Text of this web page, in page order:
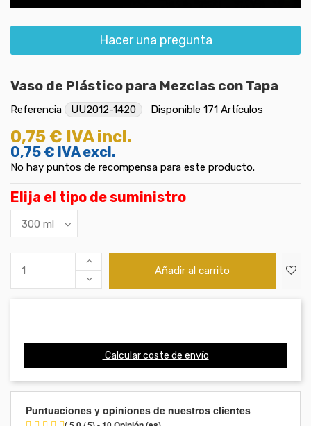
Hacer una pregunta
Vaso de Plástico para Mezclas con Tapa
Referencia UU2012-1420 Disponible 171 Artículos
0,75 € IVA incl.
0,75 € IVA excl.
No hay puntos de recompensa para este producto.
Elija el tipo de suministro
Añadir al carrito
Calcular coste de envío
Puntuaciones y opiniones de nuestros clientes